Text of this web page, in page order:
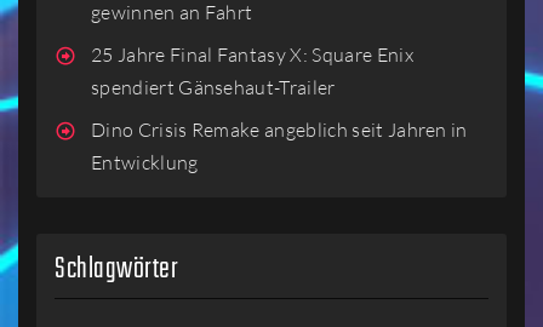
gewinnen an Fahrt
25 Jahre Final Fantasy X: Square Enix
spendiert Gänsehaut-Trailer
Dino Crisis Remake angeblich seit Jahren in
Entwicklung
Schlagwörter